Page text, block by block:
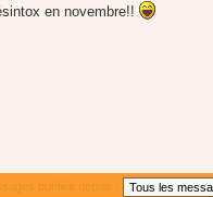
en novembre!!
publiés depuis :